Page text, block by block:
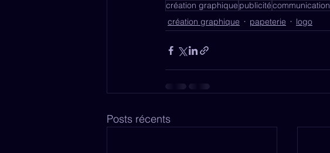
création graphique publicitécommunication
création graphique
papeterie logo
Posts récents